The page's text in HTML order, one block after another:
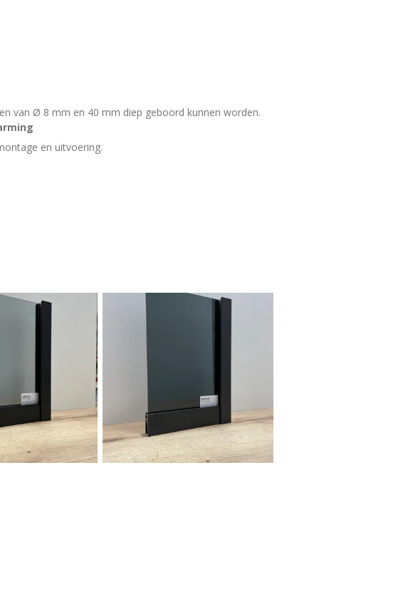
van Ø 8 mm en 40 mm diep geboord kunnen worden.
en uitvoering.